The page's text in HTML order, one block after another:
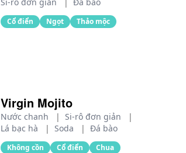
Cổ điển Ngọt Thảo mộc
Virgin Mojito
Nước chanh | Si-rô đơn giản
|
Lá bạc hà
| Soda | Đá bào
Không cồn Cổ điển Chua